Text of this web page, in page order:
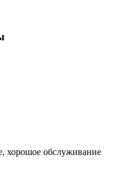
хорошое обслуживание